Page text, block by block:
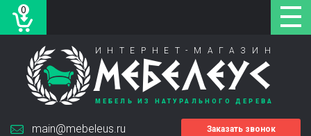
0
ИНТЕРНЕТ-МАГАЗИН
МЕБЕЛЕУС
МЕБЕЛЬ ИЗ НАТУРАЛЬНОГО ДЕРЕВА
main@mebeleus.ru Заказать звонок